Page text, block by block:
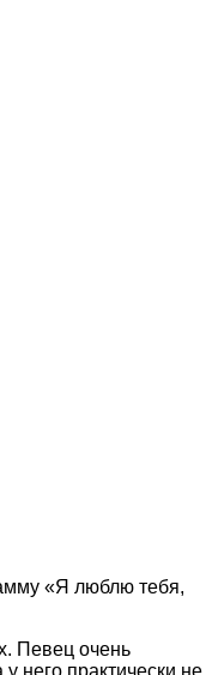
«Я люблю тебя,
Певец очень
него практически не